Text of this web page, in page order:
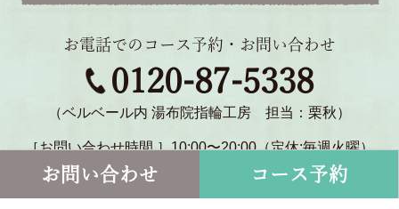
お電話でのコース予約・お問い合わせ
0120-87-5338
（ベルベール内 湯布院指輪工房 担当：栗秋）
［お問い合わせ時間 ］10:00〜20:00（定休:毎週火曜）
〒879-5114 大分県由布市湯布院町川北1770-2
お問い合わせ コース予約